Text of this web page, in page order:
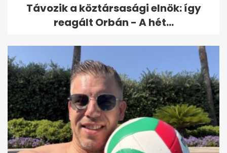
Távozik a köztársasági elnök: így
reagált Orbán - A hét...